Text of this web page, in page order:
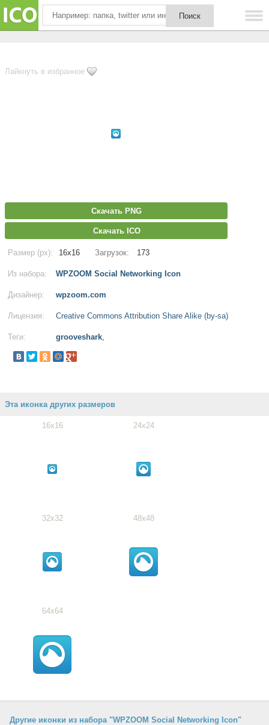
Лайкнуть в избранное
Скачать PNG
Скачать ICO
Размер (px): 16x16 Загрузок: 173
Из набора: WPZOOM Social Networking Icon
Дизайнер: wpzoom.com
Лицензия: Creative Commons Attribution Share Alike (by-sa)
Теги: grooveshark,
Эта иконка других размеров
16x16 24x24
32x32 48x48
64x64
Другие иконки из набора "WPZOOM Social Networking Icon"